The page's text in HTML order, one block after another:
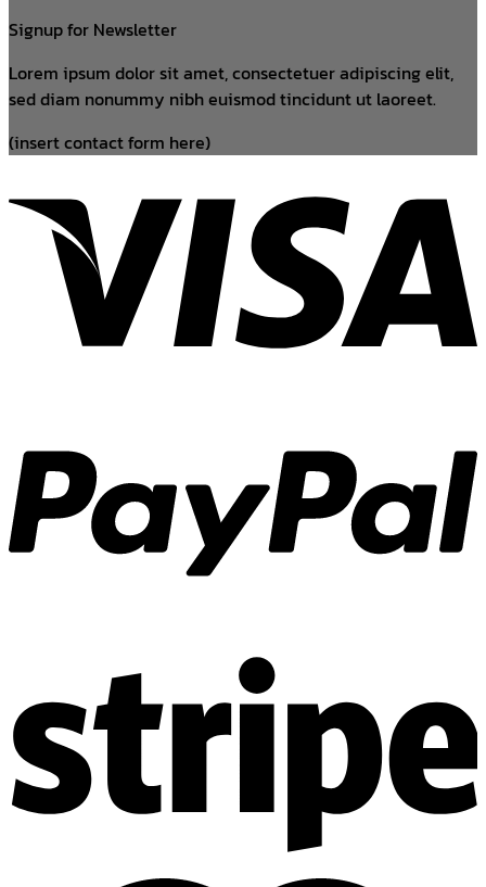
Signup for Newsletter
Lorem ipsum dolor sit amet, consectetuer adipiscing elit,
sed diam nonummy nibh euismod tincidunt ut laoreet.
(insert contact form here)